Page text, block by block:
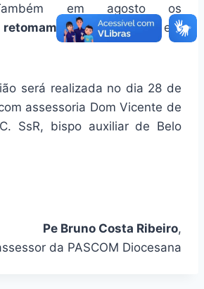
em agosto os
a formaçãoem
será realizada no dia 28 de
assessoria Dom Vicente de
SsR, bispo auxiliar de Belo
Pe Bruno Costa Ribeiro,
da PASCOM Diocesana